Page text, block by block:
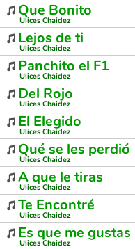
Que Bonito
Ulices Chaidez
Lejos de ti
Ulices Chaidez
Panchito el F1
Ulices Chaidez
Del Rojo
Ulices Chaidez
El Elegido
Ulices Chaidez
Qué se les perdió
Ulices Chaidez
A que le tiras
Ulices Chaidez
Te Encontré
Ulices Chaidez
Es que me gustas
Ulices Chaidez